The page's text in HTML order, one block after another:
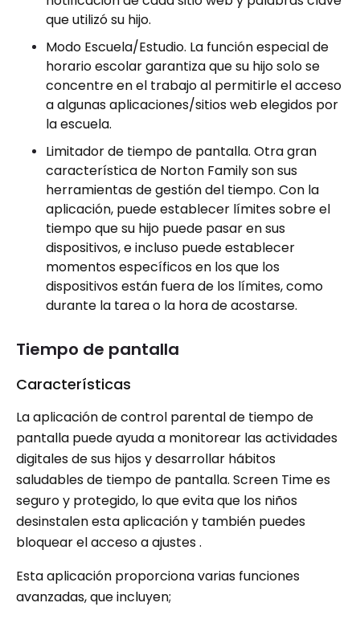
que utilizó su hijo.
Modo Escuela/Estudio. La función especial de
horario escolar garantiza que su hijo solo se
concentre en el trabajo al permitirle el acceso
a algunas aplicaciones/sitios web elegidos por
la escuela.
Limitador de tiempo de pantalla. Otra gran
característica de Norton Family son sus
herramientas de gestión del tiempo. Con la
aplicación, puede establecer límites sobre el
tiempo que su hijo puede pasar en sus
dispositivos, e incluso puede establecer
momentos específicos en los que los
dispositivos están fuera de los límites, como
durante la tarea o la hora de acostarse.
Tiempo de pantalla
Características
La aplicación de control parental de tiempo de
pantalla puede ayuda a monitorear las actividades
digitales de sus hijos y desarrollar hábitos
saludables de tiempo de pantalla. Screen Time es
seguro y protegido, lo que evita que los niños
desinstalen esta aplicación y también puedes
bloquear el acceso a ajustes .
Esta aplicación proporciona varias funciones
avanzadas, que incluyen;